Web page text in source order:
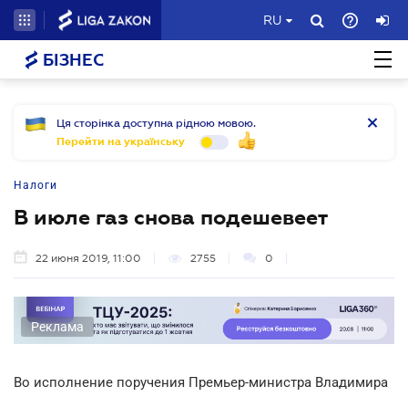
RU
БІЗНЕС
Ця сторінка доступна рідною мовою.
Перейти на українську
Налоги
В июле газ снова подешевеет
22 июня 2019, 11:00 2755 0
Реклама
Во исполнение поручения Премьер-министра Владимира